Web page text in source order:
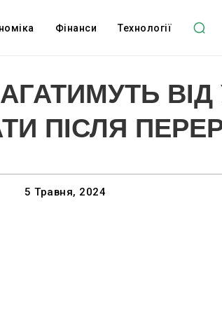
Фінанси Технології
ВІД
ПІСЛЯ
5 Травня, 2024